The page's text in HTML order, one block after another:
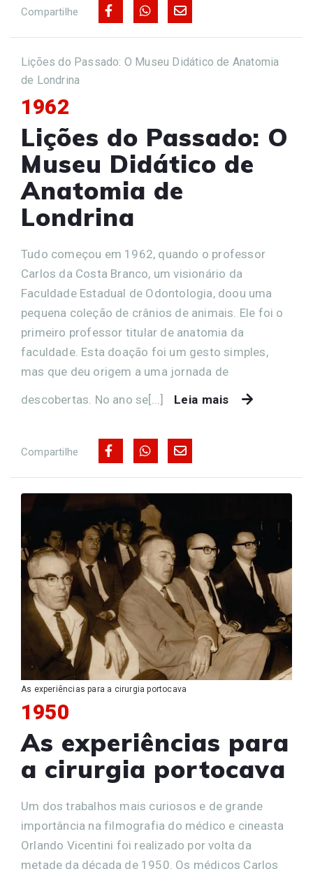
Compartilhe
Lições do Passado: O Museu Didático de Anatomia
de Londrina
1962
Lições do Passado: O
Museu Didático de
Anatomia de
Londrina
Tudo começou em 1962, quando o professor
Carlos da Costa Branco, um visionário da
Faculdade Estadual de Odontologia, doou uma
pequena coleção de crânios de animais. Ele foi o
primeiro professor titular de anatomia da
faculdade. Esta doação foi um gesto simples,
mas que deu origem a uma jornada de
descobertas. No ano se[...]
Leia mais
Compartilhe
As experiências para a cirurgia portocava
1950
As experiências para
a cirurgia portocava
Um dos trabalhos mais curiosos e de grande
importância na filmografia do médico e cineasta
Orlando Vicentini foi realizado por volta da
metade da década de 1950. Os médicos Carlos